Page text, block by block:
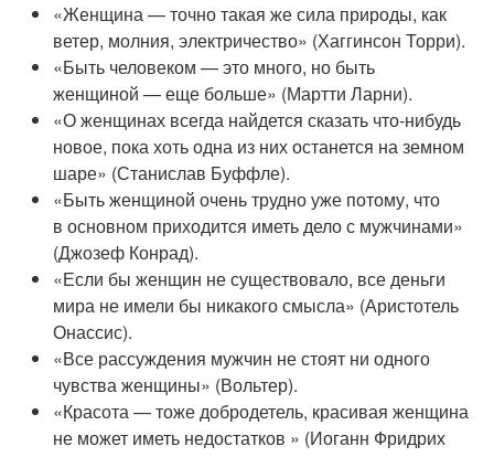
«Женщина — точно такая же сила природы, как
ветер, молния, электричество» (Хаггинсон Торри).
«Быть человеком — это много, но быть
женщиной — еще больше» (Мартти Ларни).
«О женщинах всегда найдется сказать что-нибудь
новое, пока хоть одна из них останется на земном
шаре» (Станислав Буффле).
«Быть женщиной очень трудно уже потому, что
в основном приходится иметь дело с мужчинами»
(Джозеф Конрад).
«Если бы женщин не существовало, все деньги
мира не имели бы никакого смысла» (Аристотель
Онассис).
«Все рассуждения мужчин не стоят ни одного
чувства женщины» (Вольтер).
«Красота — тоже добродетель, красивая женщина
не может иметь недостатков » (Иоганн Фридрих